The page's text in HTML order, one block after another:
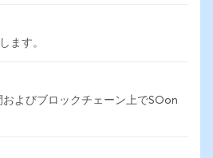
ます。
よびブロックチェーン上でSOon